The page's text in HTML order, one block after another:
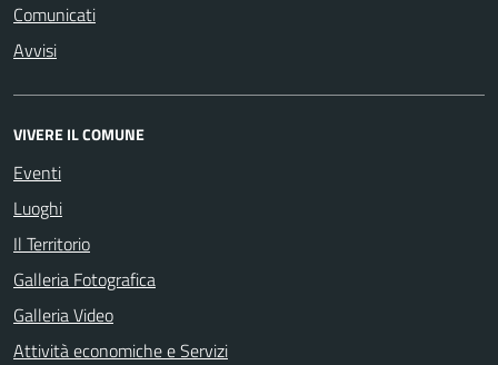
Comunicati
Avvisi
VIVERE IL COMUNE
Eventi
Luoghi
Il Territorio
Galleria Fotografica
Galleria Video
Attività economiche e Servizi